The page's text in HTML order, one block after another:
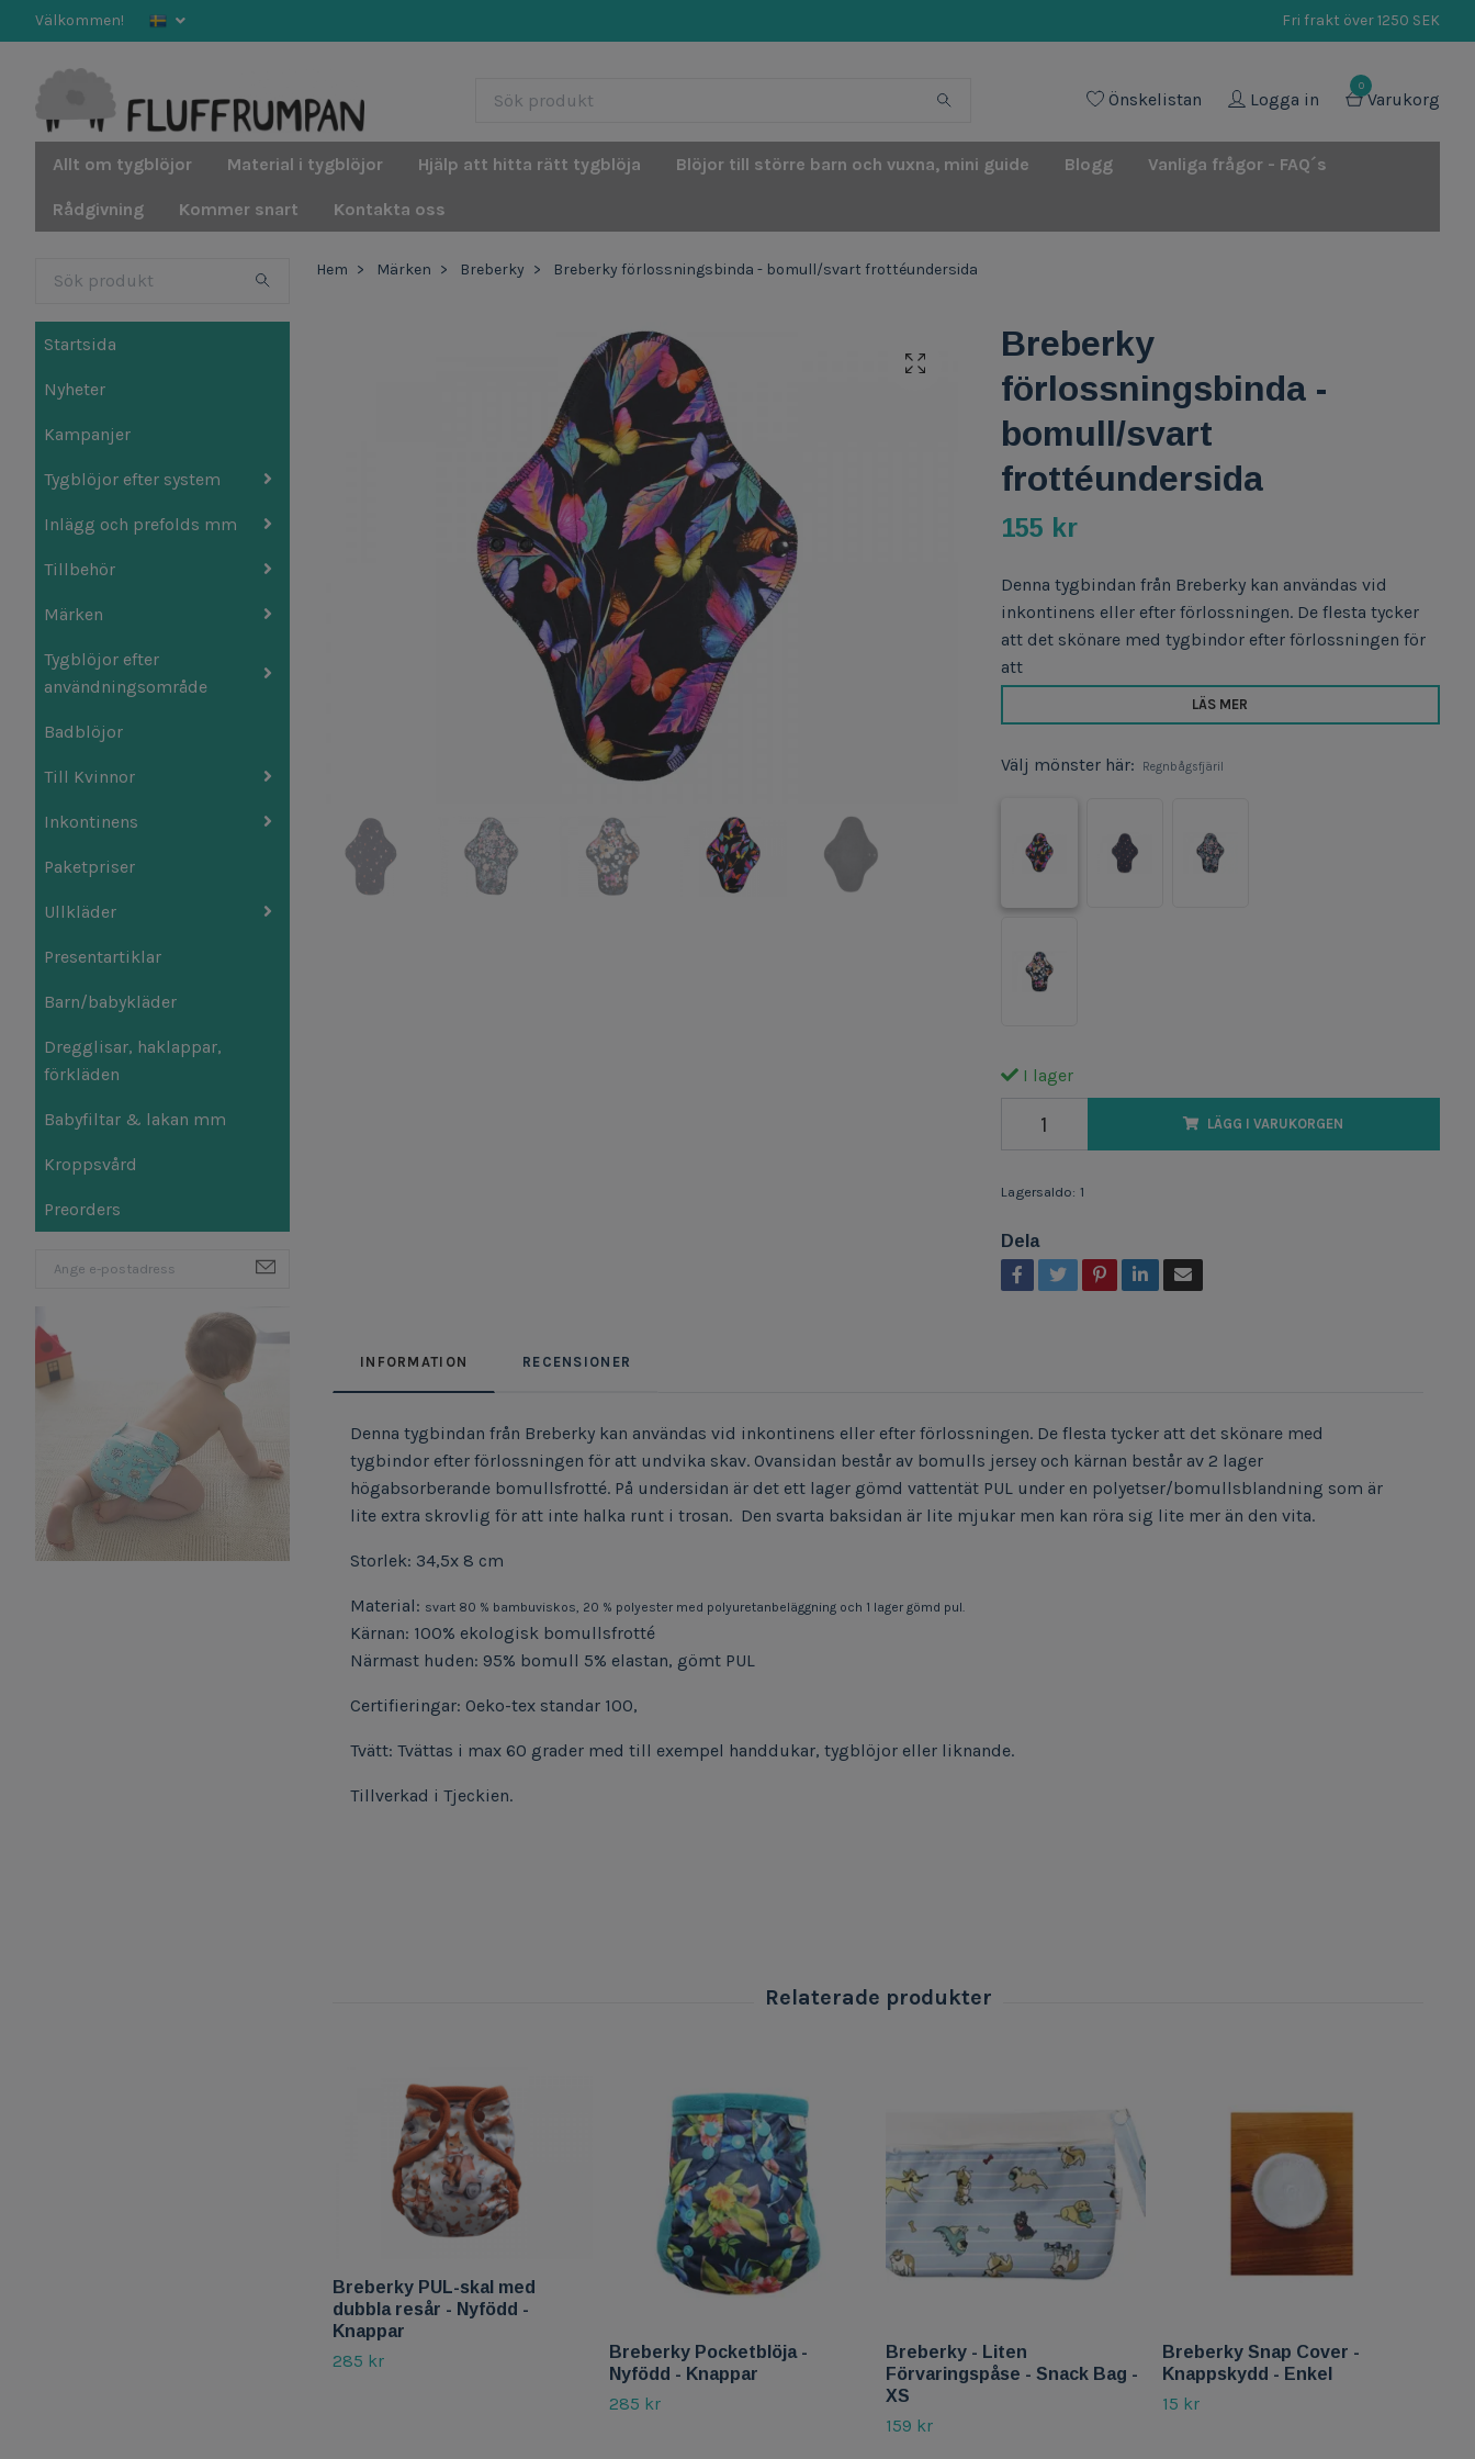
Välkommen! Fri frakt över 1250 SEK
Önskelistan Logga in
0
Varukorg
Allt om tygblöjor Material i tygblöjor Hjälp att hitta rätt tygblöja Blöjor till större barn och vuxna, mini guide Blogg Vanliga frågor - FAQ´s
Rådgivning Kommer snart Kontakta oss
Startsida
Nyheter
Kampanjer
Tygblöjor efter system
Inlägg och prefolds mm
Tillbehör
Märken
Tygblöjor efter
användningsområde
Badblöjor
Till Kvinnor
Inkontinens
Paketpriser
Ullkläder
Presentartiklar
Barn/babykläder
Dregglisar, haklappar,
förkläden
Babyfiltar & lakan mm
Kroppsvård
Preorders
Hem Märken Breberky Breberky förlossningsbinda - bomull/svart frottéundersida
Breberky
förlossningsbinda -
bomull/svart
frottéundersida
155 kr
Denna tygbindan från Breberky kan användas vid
inkontinens eller efter förlossningen. De flesta tycker
att det skönare med tygbindor efter förlossningen för
att
LÄS MER
Välj mönster här: Regnbågsfjäril
I lager
LÄGG I VARUKORGEN
Lagersaldo: 1
Dela
INFORMATION RECENSIONER
Denna tygbindan från Breberky kan användas vid inkontinens eller efter förlossningen. De flesta tycker att det skönare med
tygbindor efter förlossningen för att undvika skav. Ovansidan består av bomulls jersey och kärnan består av 2 lager
högabsorberande bomullsfrotté. På undersidan är det ett lager gömd vattentät PUL under en polyetser/bomullsblandning som är
lite extra skrovlig för att inte halka runt i trosan. Den svarta baksidan är lite mjukar men kan röra sig lite mer än den vita.
Storlek: 34,5x 8 cm
Material: svart 80 % bambuviskos, 20 % polyester med polyuretanbeläggning och 1 lager gömd pul.
Kärnan: 100% ekologisk bomullsfrotté
Närmast huden: 95% bomull 5% elastan, gömt PUL
Certifieringar: Oeko-tex standar 100,
Tvätt: Tvättas i max 60 grader med till exempel handdukar, tygblöjor eller liknande.
Tillverkad i Tjeckien.
Breberky PUL-skal med
dubbla resår - Nyfödd -
Knappar
285 kr
Breberky Pocketblöja -
Nyfödd - Knappar
285 kr
Breberky - Liten
Förvaringspåse - Snack Bag -
XS
159 kr
Breberky Snap Cover -
Knappskydd - Enkel
15 kr